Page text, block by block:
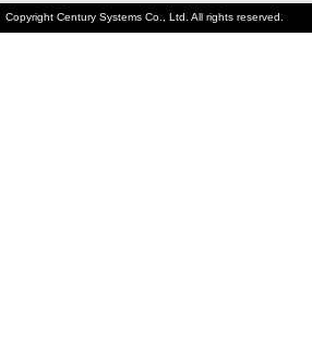
Copyright Century Systems Co., Ltd. All rights reserved.